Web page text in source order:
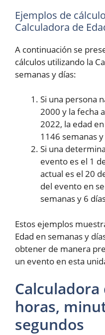
Ejemplos de
Calculadora de
A continuación se
cálculos utilizando la
semanas y días:
Si una persona
2000 y la fecha
2022, la edad
1146 semanas
Si una
evento es el 1
actual es el 20
del evento en
semanas y 6
Estos ejemplos
Edad en semanas y
obtener de manera
un evento en esta
Calculadora
horas,
segundos